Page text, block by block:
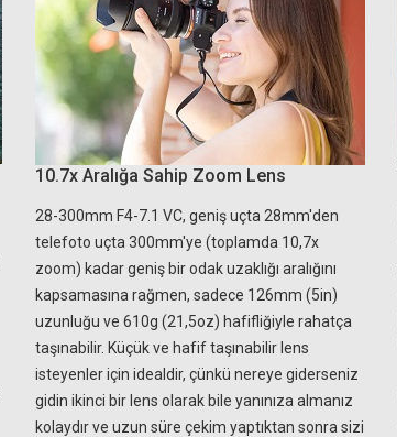
10.7x Aralığa Sahip Zoom Lens
28-300mm F4-7.1 VC, geniş uçta 28mm'den
telefoto uçta 300mm'ye (toplamda 10,7x
zoom) kadar geniş bir odak uzaklığı aralığını
kapsamasına rağmen, sadece 126mm (5in)
uzunluğu ve 610g (21,5oz) hafifliğiyle rahatça
taşınabilir. Küçük ve hafif taşınabilir lens
isteyenler için idealdir, çünkü nereye giderseniz
gidin ikinci bir lens olarak bile yanınıza almanız
kolaydır ve uzun süre çekim yaptıktan sonra sizi